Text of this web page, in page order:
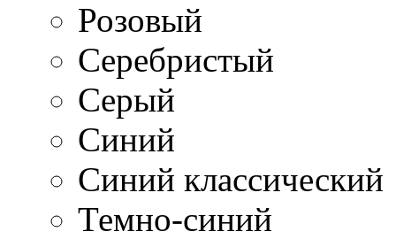
Розовый
Серебристый
Серый
Синий
Синий классический
Темно-синий